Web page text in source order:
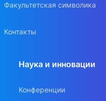
Факультетская символика
Контакты
Наука и инновации
Конференции